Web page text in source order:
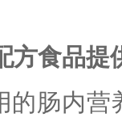
方食品提
的肠内营